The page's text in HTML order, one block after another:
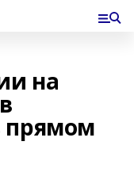
на
прямом